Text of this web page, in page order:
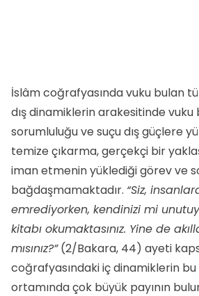
İslâm coğrafyasında vuku bulan
dış dinamiklerin arakesitinde vuku
sorumluluğu ve suçu dış güçlere
temize çıkarma, gerçekçi bir
iman etmenin yüklediği görev ve
bağdaşmamaktadır. “Siz,
emrediyorken, kendinizi mi
kitabı okumaktasınız. Yine de
mısınız?”(2/Bakara, 44) ayeti
coğrafyasındaki iç dinamiklerin
ortamında çok büyük payının